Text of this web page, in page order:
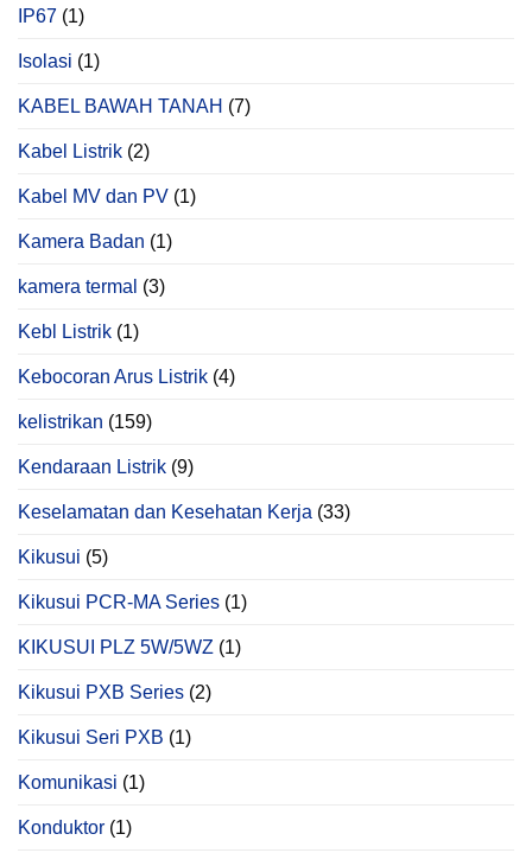
IP67 (1)
Isolasi (1)
KABEL BAWAH TANAH (7)
Kabel Listrik (2)
Kabel MV dan PV (1)
Kamera Badan (1)
kamera termal (3)
Kebl Listrik (1)
Kebocoran Arus Listrik (4)
kelistrikan (159)
Kendaraan Listrik (9)
Keselamatan dan Kesehatan Kerja (33)
Kikusui (5)
Kikusui PCR‑MA Series (1)
KIKUSUI PLZ 5W/5WZ (1)
Kikusui PXB Series (2)
Kikusui Seri PXB (1)
Komunikasi (1)
Konduktor (1)